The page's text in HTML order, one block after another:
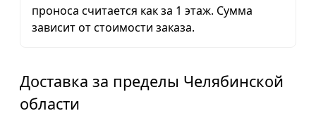
проноса считается как за 1 этаж. Сумма
зависит от стоимости заказа.
Доставка за пределы Челябинской
области